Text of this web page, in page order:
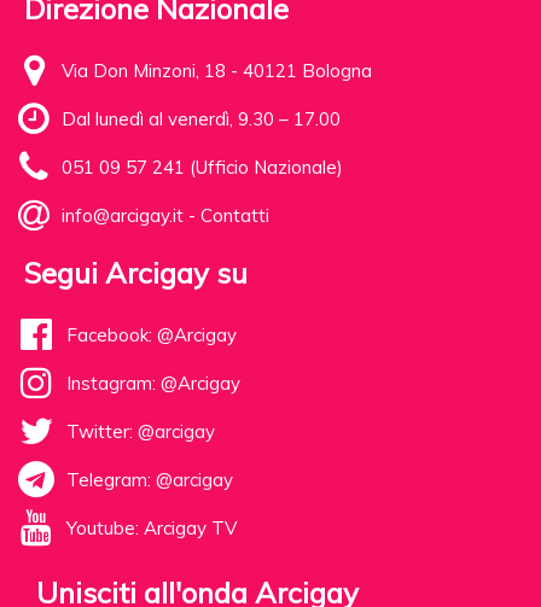
Direzione Nazionale
Via Don Minzoni, 18 - 40121 Bologna
Dal lunedì al venerdì, 9.30 – 17.00
051 09 57 241 (Ufficio Nazionale)
info@arcigay.it - Contatti
Segui Arcigay su
Facebook: @Arcigay
Instagram: @Arcigay
Twitter: @arcigay
Telegram: @arcigay
Youtube: Arcigay TV
Unisciti all'onda Arcigay